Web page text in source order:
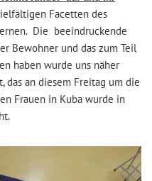
Facetten des
Die beeindruckende
Bewohner und das zum Teil
haben wurde uns näher
das an diesem Freitag um die
Frauen in Kuba wurde in